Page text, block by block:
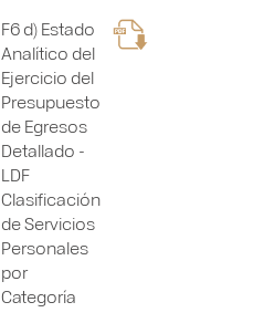
F6 d) Estado
Analítico del
Ejercicio del
Presupuesto
de Egresos
Detallado -
LDF
Clasificación
de Servicios
Personales
por
Categoría